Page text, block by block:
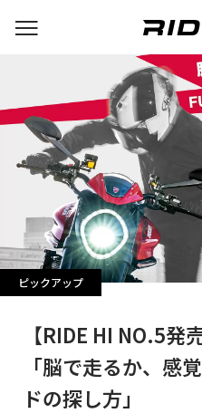
ピックアップ
【RIDE HI NO.5発
「脳で走るか、感
ドの探し方」